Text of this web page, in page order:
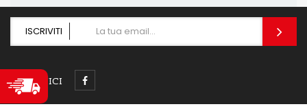
ISCRIVITI
SEGUICI